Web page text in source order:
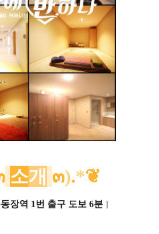
소개 ๓).*❦
장역 1번 출구 도보 6분 ]